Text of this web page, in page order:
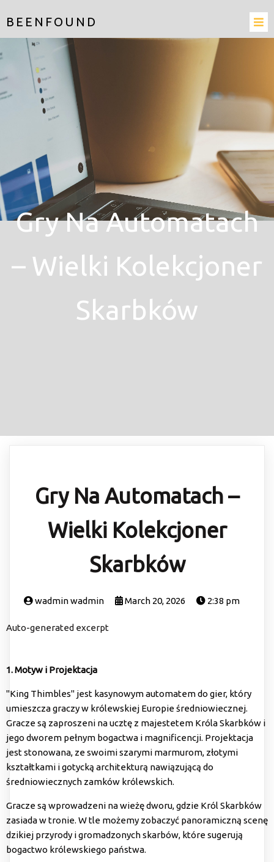
BEENFOUND
Gry Na Automatach
– Wielki Kolekcjoner
Skarbków
Gry Na Automatach –
Wielki Kolekcjoner
Skarbków
wadmin wadmin March 20, 2026 2:38 pm
Auto-generated excerpt
1. Motyw i Projektacja
"King Thimbles" jest kasynowym automatem do gier, który
umieszcza graczy w królewskiej Europie średniowiecznej.
Gracze są zaproszeni na ucztę z majestetem Króla Skarbków i
jego dworem pełnym bogactwa i magnificencji. Projektacja
jest stonowana, ze swoimi szarymi marmurom, złotymi
kształtkami i gotycką architekturą nawiązującą do
średniowiecznych zamków królewskich.
Gracze są wprowadzeni na wieżę dworu, gdzie Król Skarbków
zasiada w tronie. W tle możemy zobaczyć panoramiczną scenę
dzikiej przyrody i gromadzonych skarbów, które sugerują
bogactwo królewskiego państwa.